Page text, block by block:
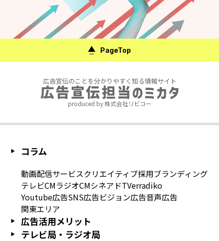
PageTop
広告宣伝のことを分かりやすく知る情報サイト
produced by 株式会社リビコー
コラム
動画配信サービスクリエイティブ採用ブランディング
テレビCMラジオCMシネアドTVerradiko
Youtube広告SNS広告ビジョン広告音声広告
関東エリア
広告活用メリット
テレビ局・ラジオ局